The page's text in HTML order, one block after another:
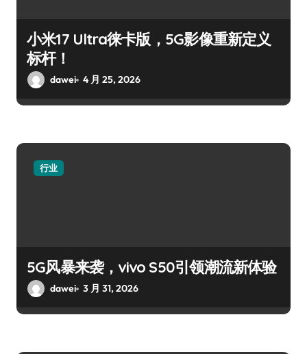
小米17 Ultra徕卡版，5G影像重新定义
标杆！
dawei 4 月 25, 2026
行业
5G风暴来袭，vivo S50引领潮流新体验
dawei 3 月 31, 2026